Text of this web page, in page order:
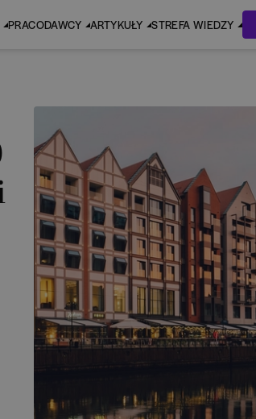
PRACODAWCY ARTYKUŁY STREFA WIEDZY